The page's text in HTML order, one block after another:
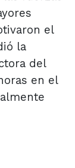
el
la
del
en el